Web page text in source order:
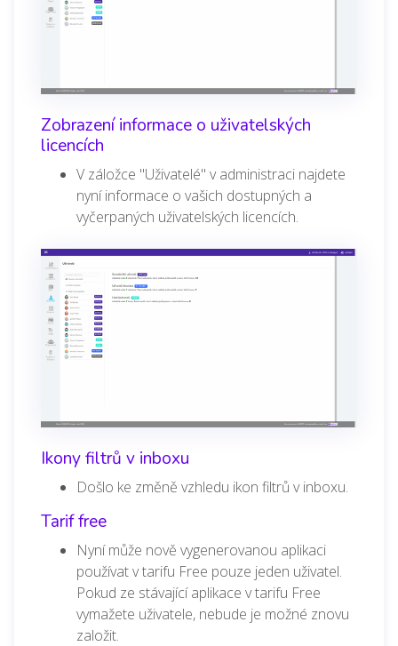
Zobrazení informace o uživatelských
licencích
V záložce "Uživatelé" v administraci najdete
nyní informace o vašich dostupných a
vyčerpaných uživatelských licencích.
Ikony filtrů v inboxu
Došlo ke změně vzhledu ikon filtrů v inboxu.
Tarif free
Nyní může nově vygenerovanou aplikaci
používat v tarifu Free pouze jeden uživatel.
Pokud ze stávající aplikace v tarifu Free
vymažete uživatele, nebude je možné znovu
založit.